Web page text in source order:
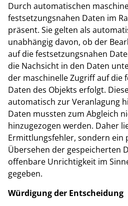
Durch automatischen
festsetzungsnahen Daten im
präsent. Sie gelten als
unabhängig davon, ob der
auf die festsetzungsnahen
die Nachsicht in den Daten
der maschinelle Zugriff auf die
Daten des Objekts erfolgt.
automatisch zur Veranlagung
Daten mussten zum Abgleich
hinzugezogen werden. Daher
Ermittlungsfehler, sondern ein
Übersehen der gespeicherten
offenbare Unrichtigkeit im
gegeben.
Würdigung der Entscheidung